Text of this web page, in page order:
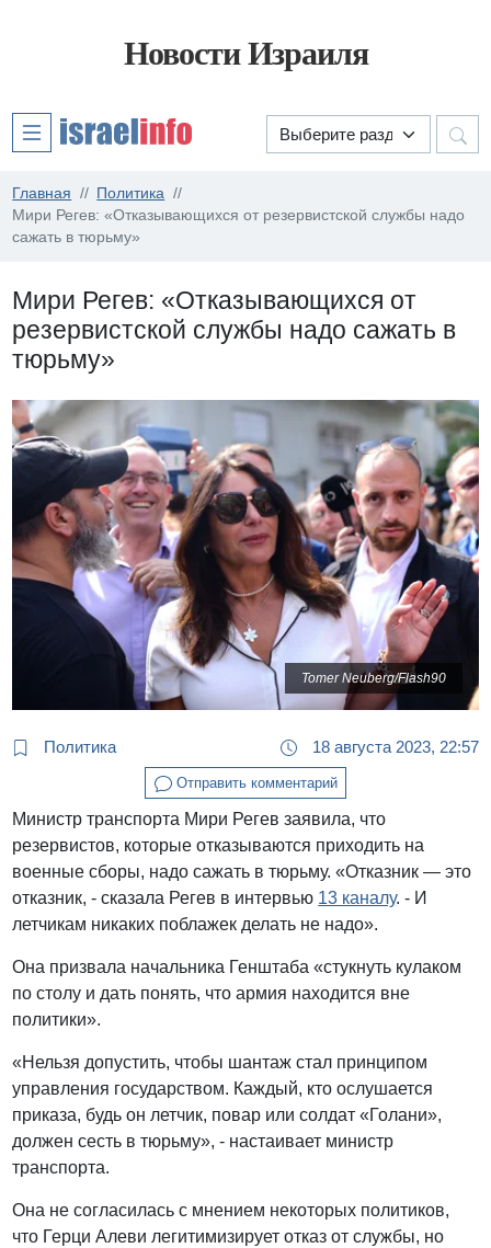
Новости Израиля
Главная
Политика
Мири Регев: «Отказывающихся от резервистской службы надо
сажать в тюрьму»
Мири Регев: «Отказывающихся от
резервистской службы надо сажать в
тюрьму»
Tomer Neuberg/Flash90
Политика 18 августа 2023, 22:57
Отправить комментарий
Министр транспорта Мири Регев заявила, что
резервистов, которые отказываются приходить на
военные сборы, надо сажать в тюрьму. «Отказник — это
отказник, - сказала Регев в интервью 13 каналу. - И
летчикам никаких поблажек делать не надо».
Она призвала начальника Генштаба «стукнуть кулаком
по столу и дать понять, что армия находится вне
политики».
«Нельзя допустить, чтобы шантаж стал принципом
управления государством. Каждый, кто ослушается
приказа, будь он летчик, повар или солдат «Голани»,
должен сесть в тюрьму», - настаивает министр
транспорта.
Она не согласилась с мнением некоторых политиков,
что Герци Алеви легитимизирует отказ от службы, но